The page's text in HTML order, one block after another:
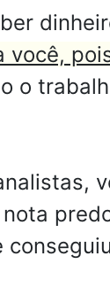
você,
o